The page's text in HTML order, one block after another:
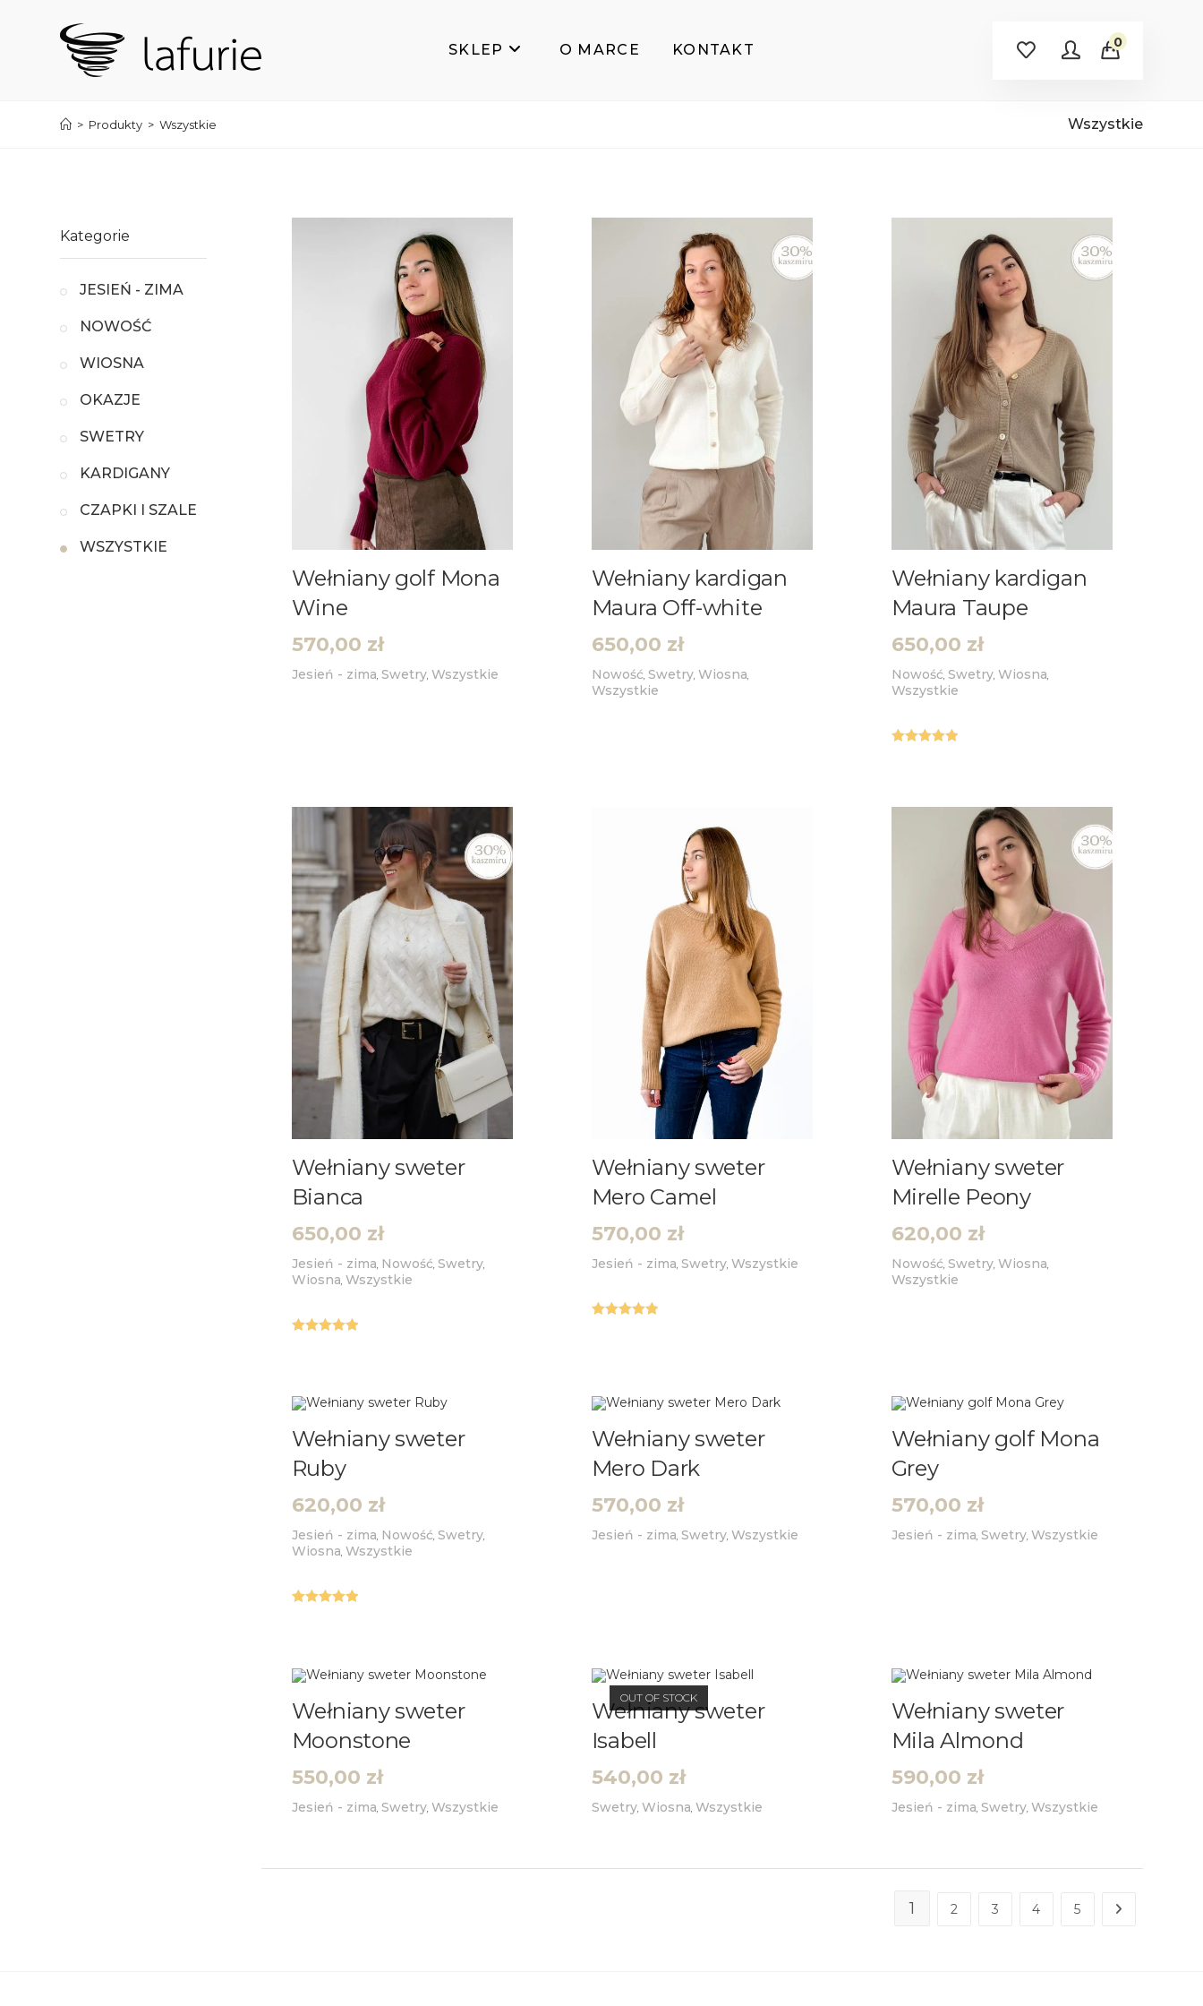
0
SKLEP O MARCE KONTAKT
Wszystkie
> Produkty > Wszystkie
Wełniany golf Mona
Wine
570,00 zł
Jesień - zima Swetry, Wszystkie
Wełniany kardigan
Maura Off-white
650,00 zł
Nowość Swetry, Wiosna
Wszystkie
Wełniany kardigan
Maura Taupe
650,00 zł
Nowość Swetry, Wiosna
Wszystkie
Wełniany sweter
Bianca
650,00 zł
Jesień - zima Nowość Swetry,
Wiosna Wszystkie
Wełniany sweter
Mero Camel
570,00 zł
Jesień - zima Swetry, Wszystkie
Wełniany sweter
Mirelle Peony
620,00 zł
Nowość Swetry, Wiosna
Wszystkie
Wełniany sweter
Ruby
620,00 zł
Jesień - zima, Nowość, Swetry,
Wiosna, Wszystkie
Wełniany sweter
Mero Dark
570,00 zł
Jesień - zima, Swetry, Wszystkie
Wełniany golf Mona
Grey
570,00 zł
Jesień - zima, Swetry, Wszystkie
Wełniany sweter
Moonstone
550,00 zł
Jesień - zima Swetry, Wszystkie
OUT OF STOCK
Wełniany sweter
Isabell
540,00 zł
Swetry, Wiosna Wszystkie
Wełniany sweter
Mila Almond
590,00 zł
Jesień - zima Swetry, Wszystkie
1 2 3 4 5
Kategorie
JESIEŃ - ZIMA
NOWOŚĆ
WIOSNA
OKAZJE
SWETRY
KARDIGANY
CZAPKI I SZALE
WSZYSTKIE